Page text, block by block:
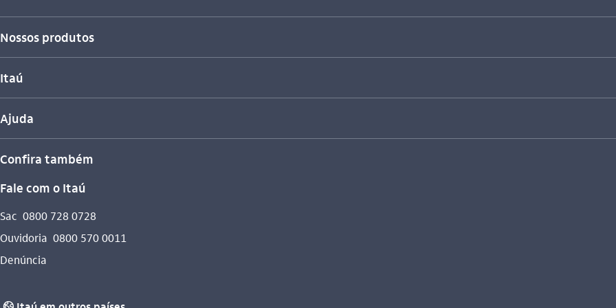
Nossos produtos
Itaú
Ajuda
Confira também
Fale com o Itaú
Sac 0800 728 0728
Ouvidoria 0800 570 0011
Denúncia